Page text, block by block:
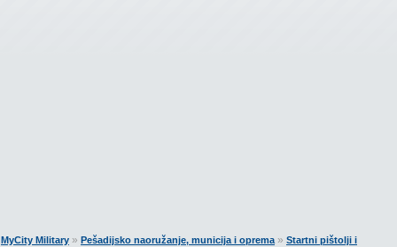
MyCity Military » Pešadijsko naoružanje, municija i oprema» Startni pištolji i